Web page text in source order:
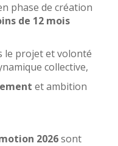
phase de création
de 12 mois
le projet et volonté
collective,
et ambition
2026sont